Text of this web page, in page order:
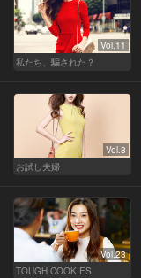
Vol.11
私たち、騙された？
Vol.8
お試し夫婦
Vol.23
TOUGH COOKIES